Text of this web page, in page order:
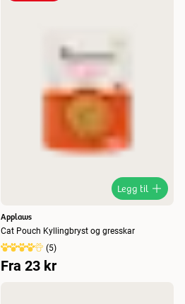
Legg til
Applaws
Cat Pouch Kyllingbryst og gresskar
(5)
Fra 23 kr